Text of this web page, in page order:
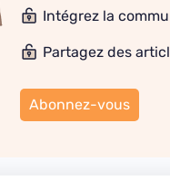
Intégrez la
Partagez des
Abonnez-vous